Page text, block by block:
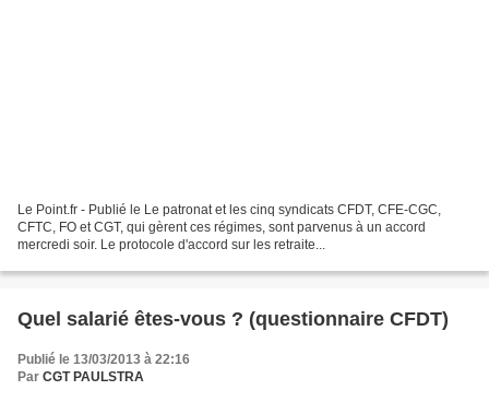
Le Point.fr - Publié le Le patronat et les cinq syndicats CFDT, CFE-CGC,
CFTC, FO et CGT, qui gèrent ces régimes, sont parvenus à un accord
mercredi soir. Le protocole d'accord sur les retraite...
Quel salarié êtes-vous ? (questionnaire CFDT)
Publié le 13/03/2013 à 22:16
Par CGT PAULSTRA